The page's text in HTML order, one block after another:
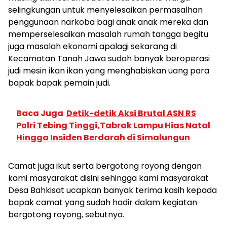
selingkungan untuk menyelesaikan permasalhan
penggunaan narkoba bagi anak anak mereka dan
memperselesaikan masalah rumah tangga begitu
juga masalah ekonomi apalagi sekarang di
Kecamatan Tanah Jawa sudah banyak beroperasi
judi mesin ikan ikan yang menghabiskan uang para
bapak bapak pemain judi.
Baca Juga Detik-detik Aksi Brutal ASN RS
Polri Tebing Tinggi,Tabrak Lampu Hias Natal
Hingga Insiden Berdarah di Simalungun
Camat juga ikut serta bergotong royong dengan
kami masyarakat disini sehingga kami masyarakat
Desa Bahkisat ucapkan banyak terima kasih kepada
bapak camat yang sudah hadir dalam kegiatan
bergotong royong, sebutnya.